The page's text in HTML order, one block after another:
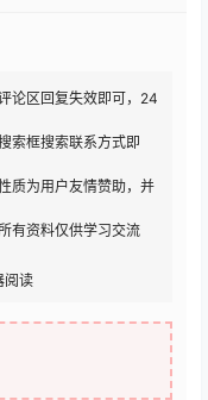
论区回复失效即可，24
索框搜索联系方式即
质为用户友情赞助，并
有资料仅供学习交流
阅读